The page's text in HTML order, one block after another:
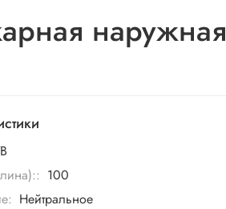
наружная
100
Нейтральное